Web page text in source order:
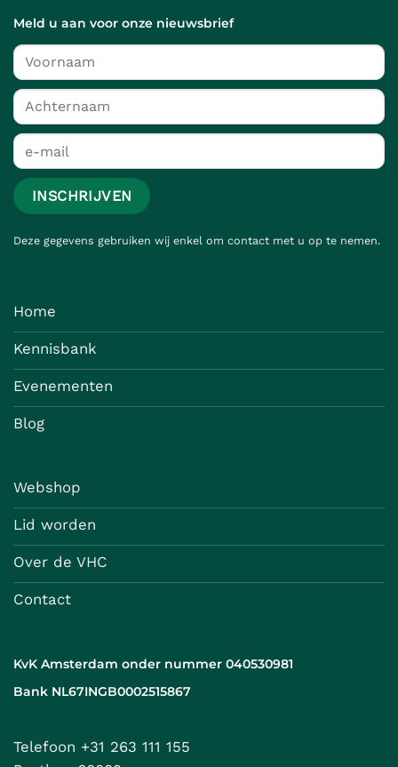
Meld u aan voor onze nieuwsbrief
Deze gegevens gebruiken wij enkel om contact met u op te nemen.
Home
Kennisbank
Evenementen
Blog
Webshop
Lid worden
Over de VHC
Contact
KvK Amsterdam onder nummer 040530981
Bank NL67INGB0002515867
Telefoon +31 263 111 155